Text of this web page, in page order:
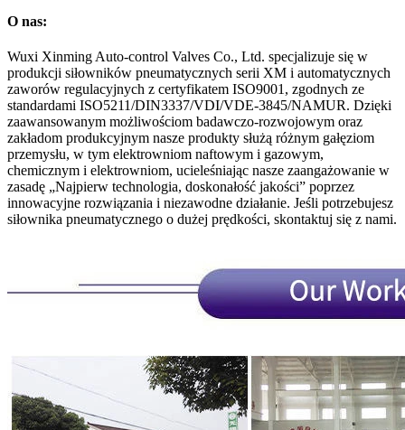
O nas:
Wuxi Xinming Auto-control Valves Co., Ltd. specjalizuje się w
produkcji siłowników pneumatycznych serii XM i automatycznych
zaworów regulacyjnych z certyfikatem ISO9001, zgodnych ze
standardami ISO5211/DIN3337/VDI/VDE-3845/NAMUR. Dzięki
zaawansowanym możliwościom badawczo-rozwojowym oraz
zakładom produkcyjnym nasze produkty służą różnym gałęziom
przemysłu, w tym elektrowniom naftowym i gazowym,
chemicznym i elektrowniom, ucieleśniając nasze zaangażowanie w
zasadę „Najpierw technologia, doskonałość jakości” poprzez
innowacyjne rozwiązania i niezawodne działanie. Jeśli potrzebujesz
siłownika pneumatycznego o dużej prędkości, skontaktuj się z nami.